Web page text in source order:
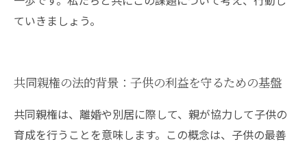
ていきましょう。
共同親権の法的背景：子供の利益を守るための基盤
共同親権は、離婚や別居に際して、親が協力して子供の
育成を行うことを意味します。この概念は、子供の最善